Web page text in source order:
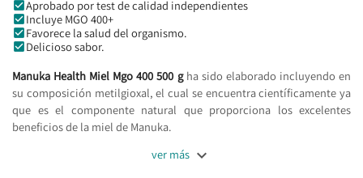
Aprobado por test de calidad independientes
Incluye MGO 400+
Favorece la salud del organismo.
Delicioso sabor.
Manuka Health Miel Mgo 400 500 gha sido elaborado incluyendo en
su composición metilgioxal, el cual se encuentra científicamente ya
que es el componente natural que proporciona los excelentes
beneficios de la miel de Manuka.
ver más 